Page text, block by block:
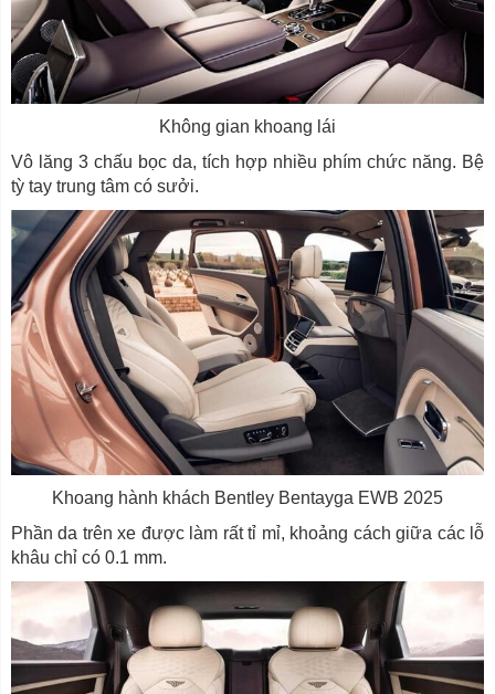
Không gian khoang lái
Vô lăng 3 chấu bọc da, tích hợp nhiều phím chức năng. Bệ
tỳ tay trung tâm có sưởi.
Khoang hành khách Bentley Bentayga EWB 2025
Phần da trên xe được làm rất tỉ mỉ, khoảng cách giữa các lỗ
khâu chỉ có 0.1 mm.